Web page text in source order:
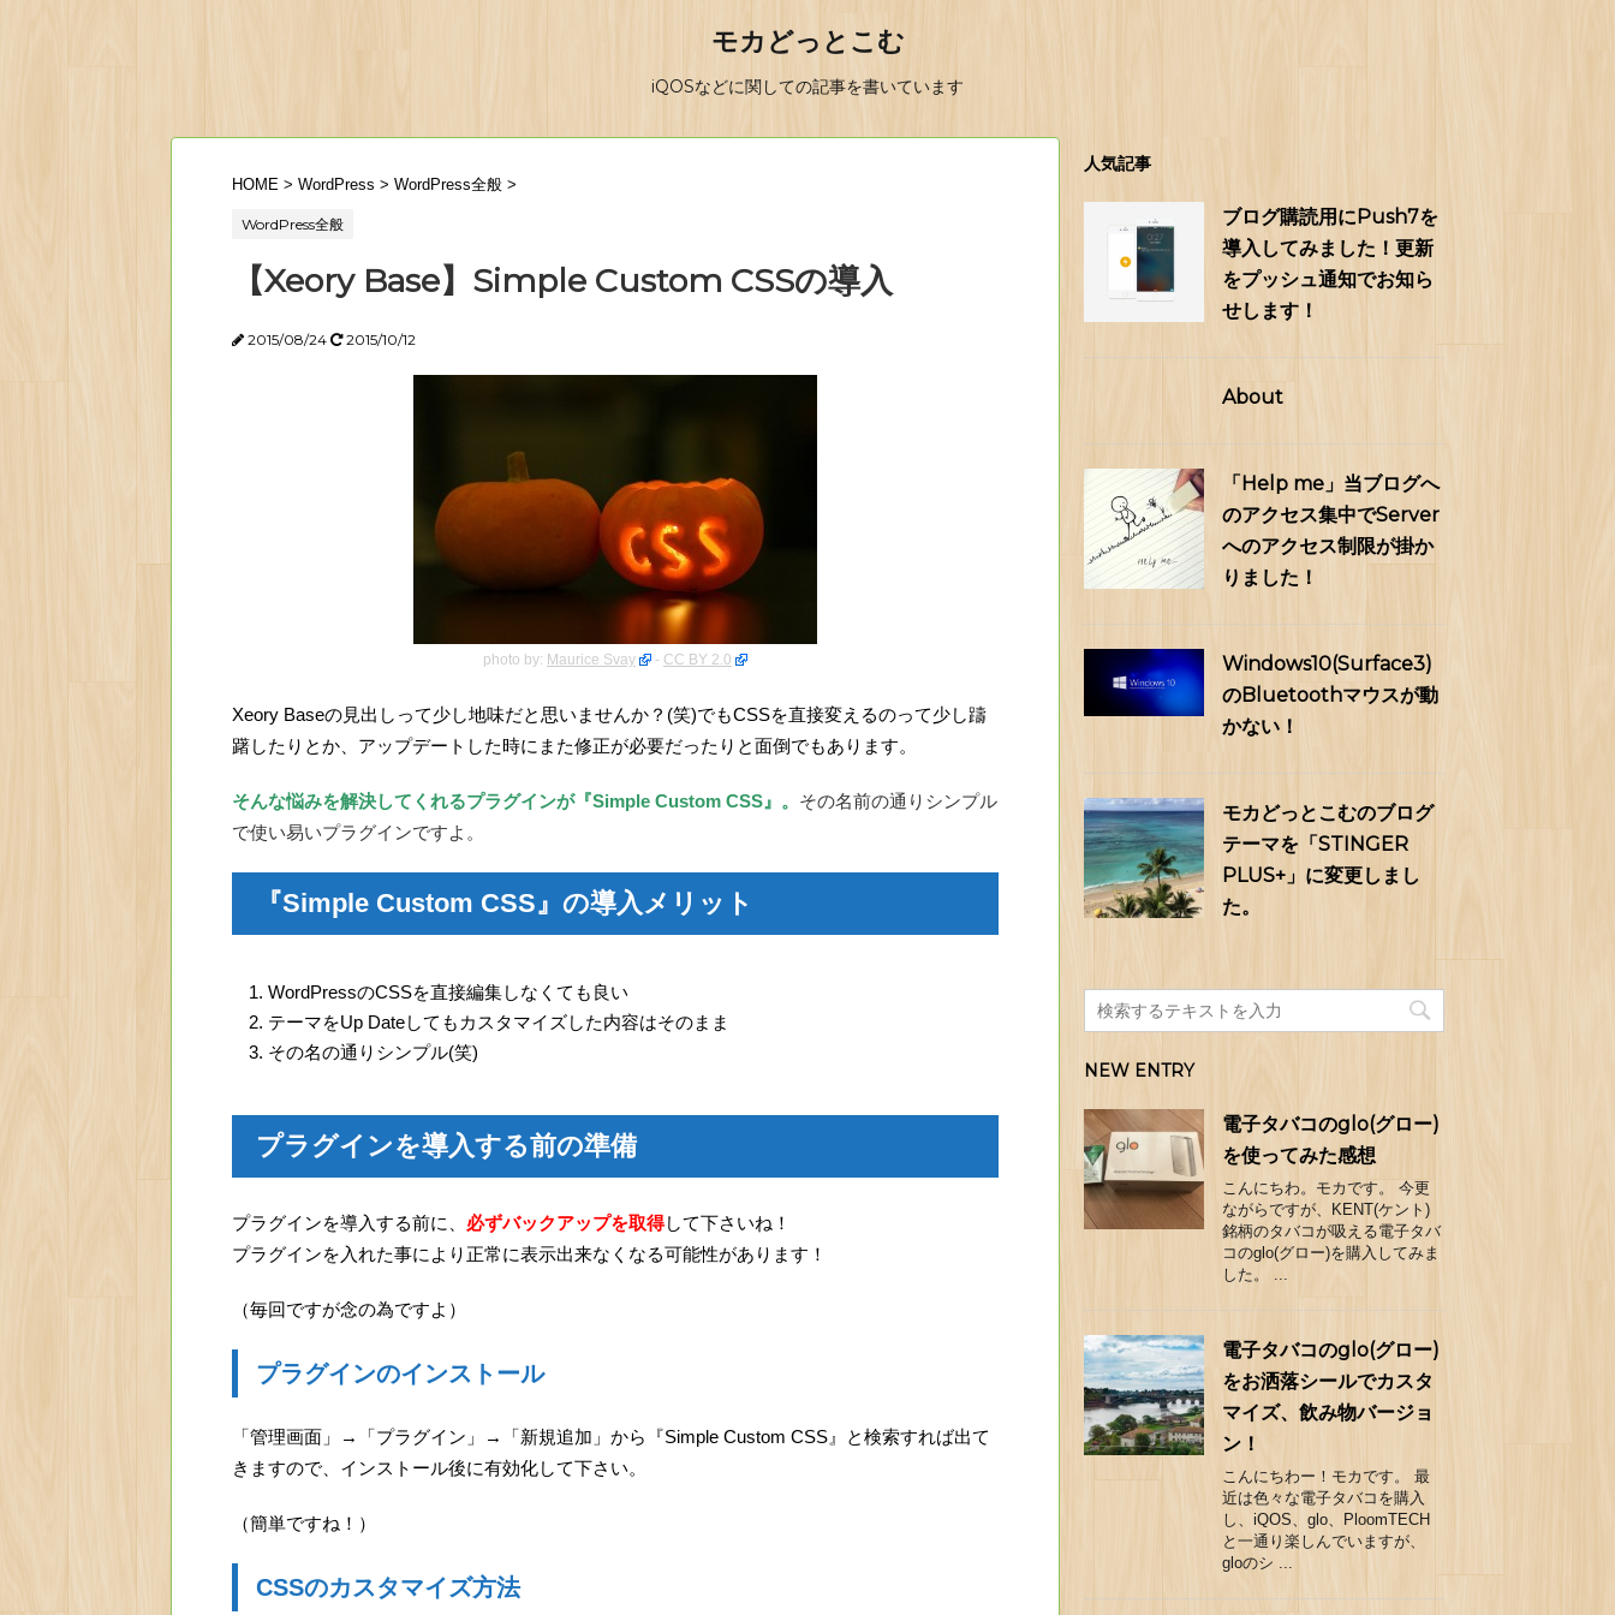
モカどっとこむ
iQOSなどに関しての記事を書いています
HOME > WordPress > WordPress全般 >
WordPress全般
【Xeory Base】Simple Custom CSSの導入
2015/08/24 2015/10/12
photo by: Maurice Svay - CC BY 2.0
Xeory Baseの見出しって少し地味だと思いませんか？(笑)でもCSSを直接変えるのって少し躊
躇したりとか、アップデートした時にまた修正が必要だったりと面倒でもあります。
そんな悩みを解決してくれるプラグインが『Simple Custom CSS』。 その名前の通りシンプル
で使い易いプラグインですよ。
『Simple Custom CSS』の導入メリット
WordPressのCSSを直接編集しなくても良い
テーマをUp Dateしてもカスタマイズした内容はそのまま
その名の通りシンプル(笑)
プラグインを導入する前の準備
プラグインを導入する前に、 必ずバックアップを取得して下さいね！
プラグインを入れた事により正常に表示出来なくなる可能性があります！
（毎回ですが念の為ですよ）
プラグインのインストール
「管理画面」→「プラグイン」→「新規追加」から『Simple Custom CSS』と検索すれば出て
きますので、インストール後に有効化して下さい。
（簡単ですね！）
CSSのカスタマイズ方法
人気記事
ブログ購読用にPush7を
導入してみました！更新
をプッシュ通知でお知ら
せします！
About
「Help me」当ブログへ
のアクセス集中でServer
へのアクセス制限が掛か
りました！
Windows10(Surface3)
のBluetoothマウスが動
かない！
モカどっとこむのブログ
テーマを「STINGER
PLUS+」に変更しまし
た。
NEW ENTRY
電子タバコのglo(グロー)
を使ってみた感想
こんにちわ。モカです。 今更
ながらですが、KENT(ケント)
銘柄のタバコが吸える電子タバ
コのglo(グロー)を購入してみま
した。 ...
電子タバコのglo(グロー)
をお洒落シールでカスタ
マイズ、飲み物バージョ
ン！
こんにちわー！モカです。 最
近は色々な電子タバコを購入
し、iQOS、glo、PloomTECH
と一通り楽しんでいますが、
gloのシ ...